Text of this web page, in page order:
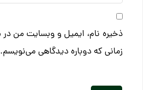
ذخیره نام، ایمیل و وبسایت من در
زمانی که دوباره دیدگاهی می‌نویسم.